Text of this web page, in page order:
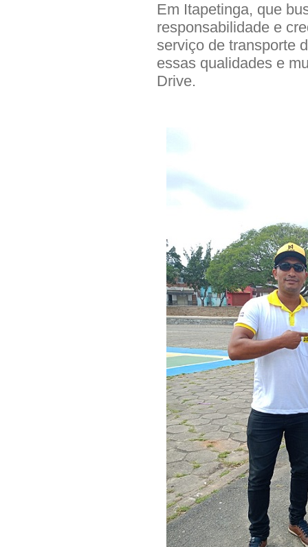
Em Itapetinga, que
responsabilidade e
serviço de transporte
essas qualidades e
Drive.